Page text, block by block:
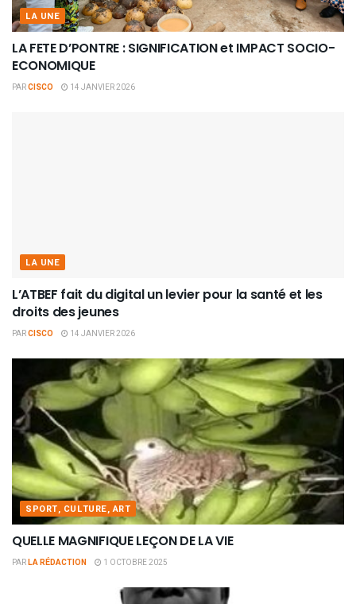
LA UNE
LA FETE D’PONTRE : SIGNIFICATION et IMPACT SOCIO-
ECONOMIQUE
PARCISCO 14 JANVIER 2026
LA UNE
L’ATBEF fait du digital un levier pour la santé et les
droits des jeunes
PARCISCO 14 JANVIER 2026
SPORT, CULTURE, ART
QUELLE MAGNIFIQUE LEÇON DE LA VIE
PARLA RÉDACTION 1 OCTOBRE 2025